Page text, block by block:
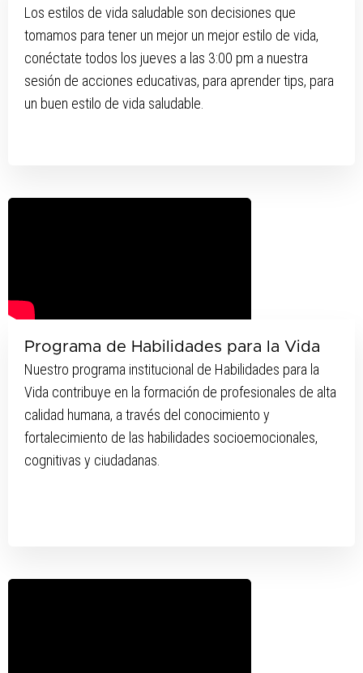
Los estilos de vida saludable son decisiones que
tomamos para tener un mejor un mejor estilo de vida,
conéctate todos los jueves a las 3:00 pm a nuestra
sesión de acciones educativas, para aprender tips, para
un buen estilo de vida saludable.
Programa de Habilidades para la Vida
Nuestro programa institucional de Habilidades para la
Vida contribuye en la formación de profesionales de alta
calidad humana, a través del conocimiento y
fortalecimiento de las habilidades socioemocionales,
cognitivas y ciudadanas.